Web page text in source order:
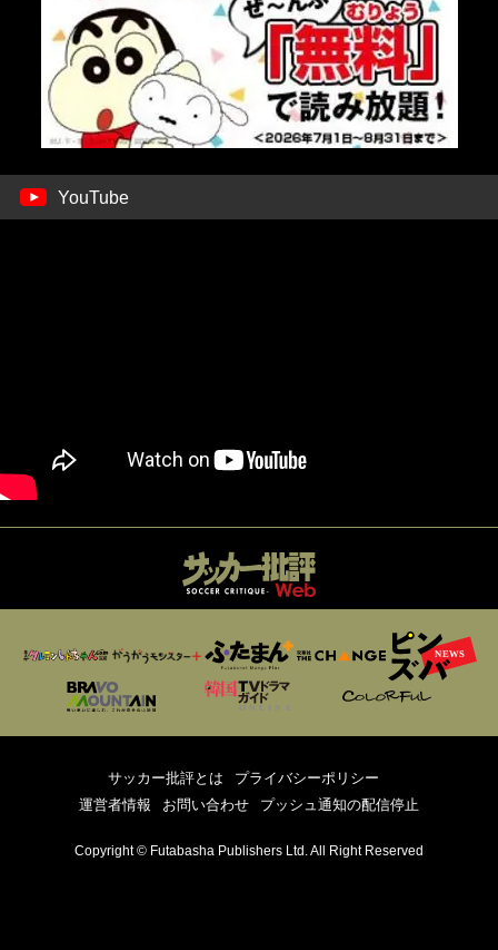
YouTube
サッカー批評とは
プライバシーポリシー
運営者情報
お問い合わせ プッシュ通知の配信停止
Copyright © Futabasha Publishers Ltd. All Right Reserved